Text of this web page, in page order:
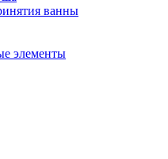
ванны
элементы